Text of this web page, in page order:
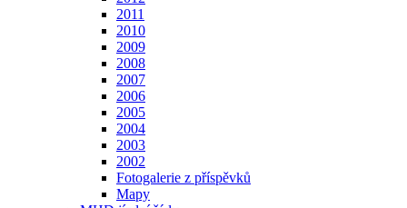
2011
2010
2009
2008
2007
2006
2005
2004
2003
2002
Fotogalerie z příspěvků
Mapy